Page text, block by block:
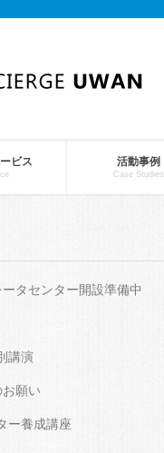
ビス 活動事例
Case Studies
タセンター開設準備中
講演
願い
ー養成講座